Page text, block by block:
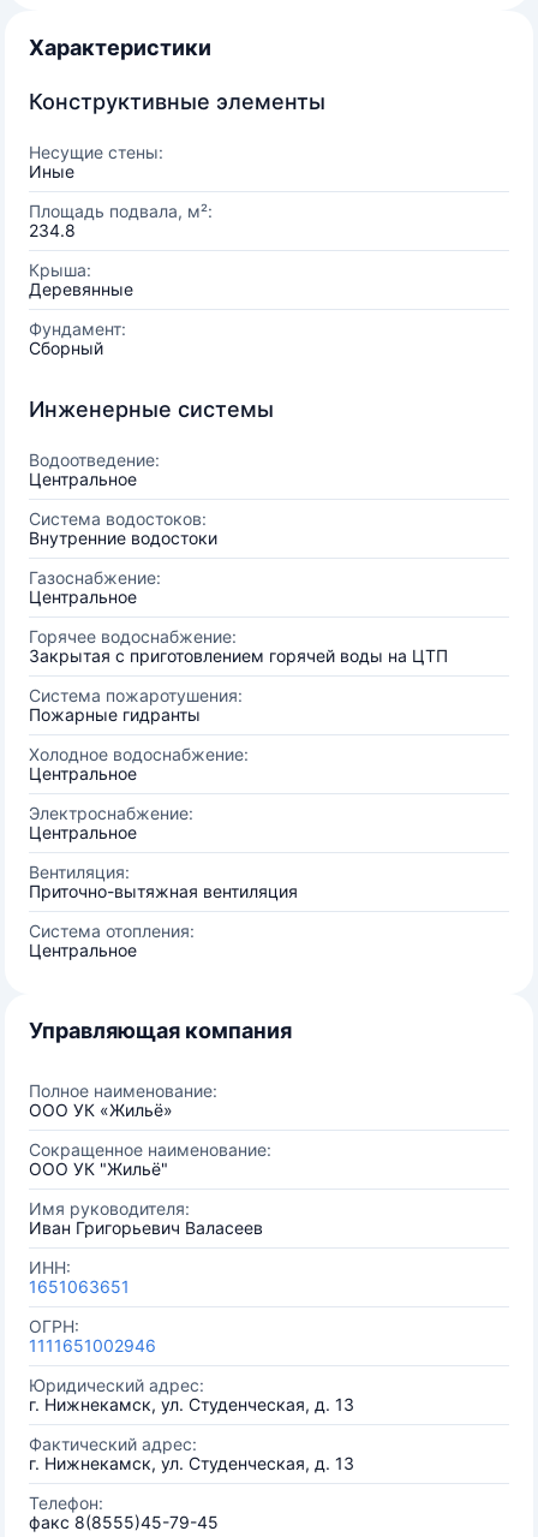
Характеристики
Конструктивные элементы
Несущие стены:
Иные
Площадь подвала, м²:
234.8
Крыша:
Деревянные
Фундамент:
Сборный
Инженерные системы
Водоотведение:
Центральное
Система водостоков:
Внутренние водостоки
Газоснабжение:
Центральное
Горячее водоснабжение:
Закрытая с приготовлением горячей воды на ЦТП
Система пожаротушения:
Пожарные гидранты
Холодное водоснабжение:
Центральное
Электроснабжение:
Центральное
Вентиляция:
Приточно-вытяжная вентиляция
Система отопления:
Центральное
Управляющая компания
Полное наименование:
ООО УК «Жильё»
Сокращенное наименование:
ООО УК "Жильё"
Имя руководителя:
Иван Григорьевич Валасеев
ИНН:
1651063651
ОГРН:
1111651002946
Юридический адрес:
г. Нижнекамск, ул. Студенческая, д. 13
Фактический адрес:
г. Нижнекамск, ул. Студенческая, д. 13
Телефон:
факс 8(8555)45-79-45